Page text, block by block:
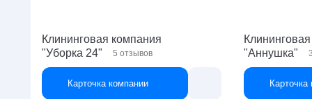
Клининговая компания
"Уборка 24"
5 отзывов
Карточка компании
"Аннушка"
Карточка